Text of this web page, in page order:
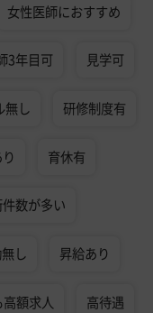
女性医師におすすめ
3年目可 見学可
無し 研修制度有
育休有
件数が多い
し 昇給あり
額求人 高待遇